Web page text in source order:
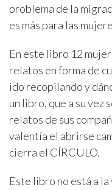
problema de la
es más para las
En este libro 12
relatos en forma de
ido recopilando y
un libro, que a su vez
relatos de sus
valentía el abrirse
cierra el CÍRCULO.
Este libro no está a